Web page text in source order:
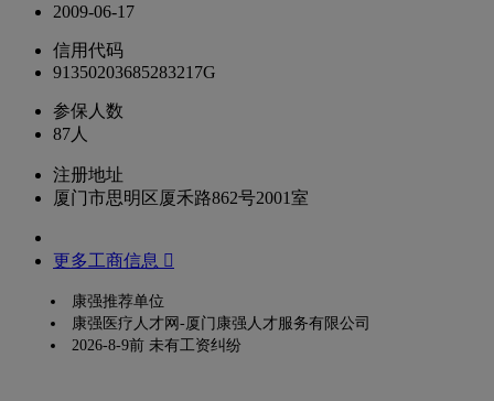
2009-06-17
信用代码
91350203685283217G
参保人数
87人
注册地址
厦门市思明区厦禾路862号2001室
更多工商信息 
康强推荐单位
康强医疗人才网-厦门康强人才服务有限公司
2026-8-9前 未有工资纠纷